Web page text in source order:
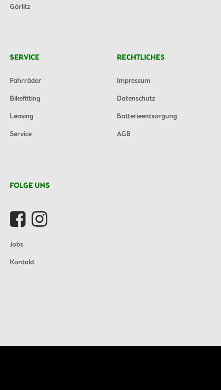
Görlitz
SERVICE
Fahrräder
Bikefitting
Leasing
Service
RECHTLICHES
Impressum
Datenschutz
Batterieentsorgung
AGB
FOLGE UNS
Jobs
Kontakt